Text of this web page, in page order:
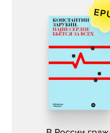
Константин